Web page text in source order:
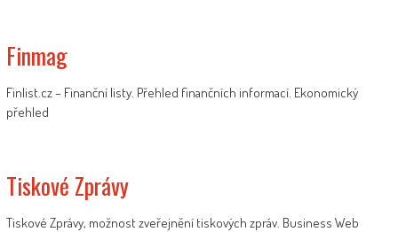
Finmag
Finlist.cz – Finanční listy. Přehled finančních informací. Ekonomický
přehled
Tiskové Zprávy
Tiskové Zprávy, možnost zveřejnění tiskových zpráv. Business Web